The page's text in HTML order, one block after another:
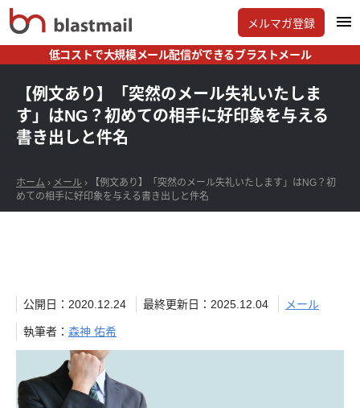
メルマガ登録
低コストで大規模メール配信ができるブラストメール
【例文あり】「突然のメール失礼いたしま
す」はNG？初めての相手に好印象を与える
書き出しと件名
ホーム › メール › 【例文あり】「突然のメール失礼いたします」はNG？初
めての相手に好印象を与える書き出しと件名
公開日：2020.12.24 最終更新日：2025.12.04 メール
執筆者： 森神 佑希